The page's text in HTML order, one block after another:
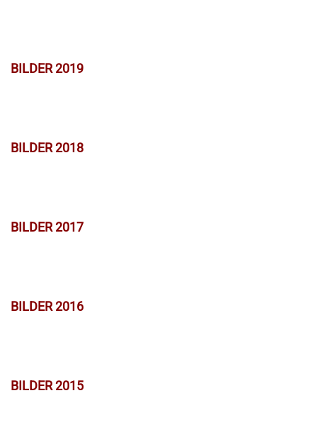
BILDER 2019
BILDER 2018
BILDER 2017
BILDER 2016
BILDER 2015